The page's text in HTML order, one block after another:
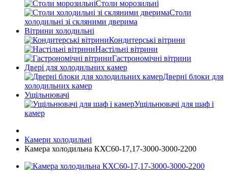
Столи морозильні
Столи
холодильні зі скляними дверима
Вітрини холодильні
Кондитерські вітрини
Настільні вітрини
Гастрономічні вітрини
Двері для холодильних камер
Дверні блоки для
холодильних камер
Ущільнювачі
Ущільнювачі для шаф і
камер
Камери холодильні
Камера холодильна КХС60-17,17-3000-3000-2200